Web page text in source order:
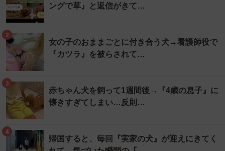
ングで草』と返信がきて…
2
女の子のおままごとに付き合う犬→看護師役で
『カツラ』を被らされて…
3
赤ちゃん犬を飼って1週間後→『4歳の息子』に
懐きすぎてしまい…反則…
4
帰国すると、毎回『実家の犬』が迎えにきてく